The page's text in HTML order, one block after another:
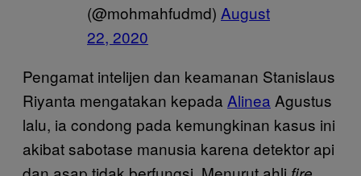
(@mohmahfudmd) August
22, 2020
Pengamat intelijen dan keamanan Stanislaus
Riyanta mengatakan kepada Alinea Agustus
lalu, ia condong pada kemungkinan kasus ini
akibat sabotase manusia karena detektor api